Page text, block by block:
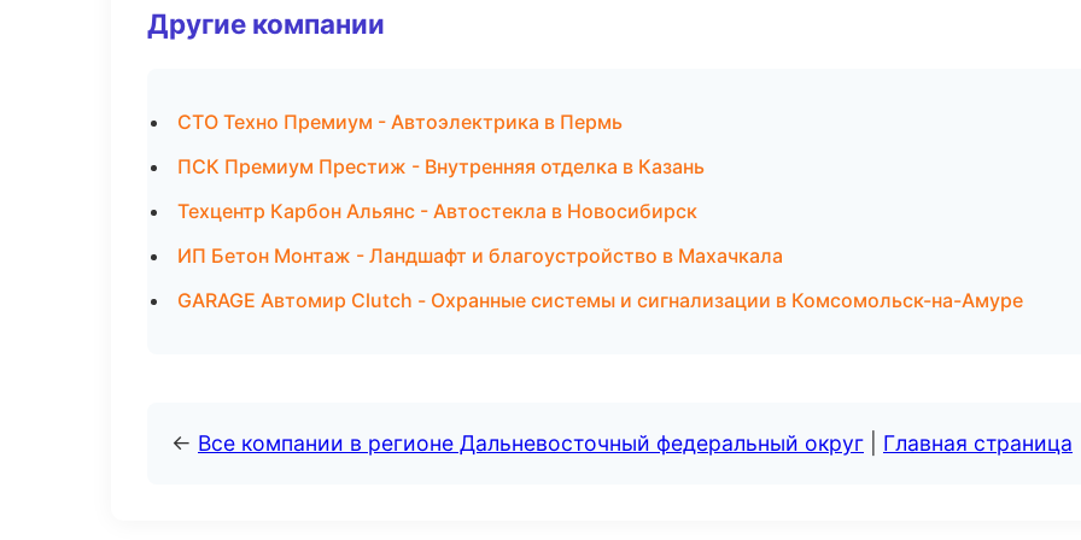
Другие компании
СТО Техно Премиум - Автоэлектрика в Пермь
ПСК Премиум Престиж - Внутренняя отделка в Казань
Техцентр Карбон Альянс - Автостекла в Новосибирск
ИП Бетон Монтаж - Ландшафт и благоустройство в Махачкала
GARAGE Автомир Clutch - Охранные системы и сигнализации в Комсомольск-на-Амуре
← Все компании в регионе Дальневосточный федеральный округ Главная страница